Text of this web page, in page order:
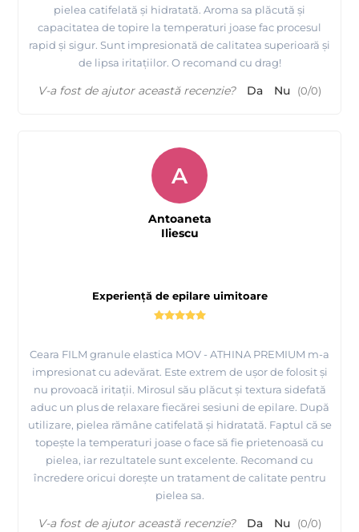
pielea catifelată și hidratată. Aroma sa plăcută și
capacitatea de topire la temperaturi joase fac procesul
rapid și sigur. Sunt impresionată de calitatea superioară și
de lipsa iritațiilor. O recomand cu drag!
V-a fost de ajutor această recenzie? Da Nu (0/0)
Experiență de epilare uimitoare
Ceara FILM granule elastica MOV - ATHINA PREMIUM m-a
impresionat cu adevărat. Este extrem de ușor de folosit și
nu provoacă iritații. Mirosul său plăcut și textura sidefată
aduc un plus de relaxare fiecărei sesiuni de epilare. După
utilizare, pielea rămâne catifelată și hidratată. Faptul că se
topește la temperaturi joase o face să fie prietenoasă cu
pielea, iar rezultatele sunt excelente. Recomand cu
încredere oricui dorește un tratament de calitate pentru
pielea sa.
A
Antoaneta
Iliescu
V-a fost de ajutor această recenzie? Da Nu (0/0)